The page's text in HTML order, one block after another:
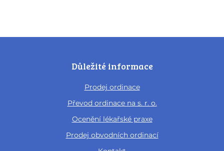
Důležité informace
Prodej ordinace
Převod ordinace na s. r. o.
Ocenění lékařské praxe
Prodej obvodních ordinací